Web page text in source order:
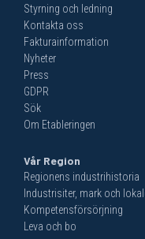
Styrning och ledning
Kontakta oss
Fakturainformation
Nyheter
Press
GDPR
Sök
Om Etableringen
Vår Region
Regionens industrihistoria
Industrisiter, mark och
Kompetensförsörjning
Leva och bo